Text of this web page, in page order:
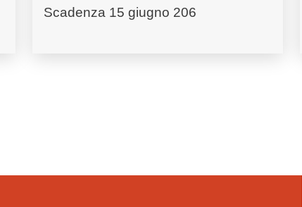
Scadenza 15 giugno 206